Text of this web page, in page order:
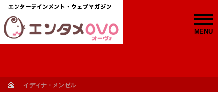
MENU
イディナ・メンゼル